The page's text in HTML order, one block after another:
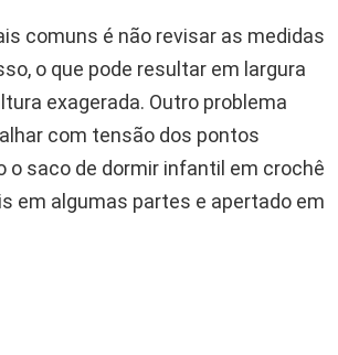
comuns é não revisar as medidas
o que pode resultar em largura
exagerada. Outro problema
com tensão dos pontos
o saco de dormir infantil em crochê
em algumas partes e apertado em